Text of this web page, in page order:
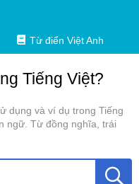
Từ điển Việt Anh
Tiếng Việt?
dụng và ví dụ trong Tiếng
ngữ. Từ đồng nghĩa, trái